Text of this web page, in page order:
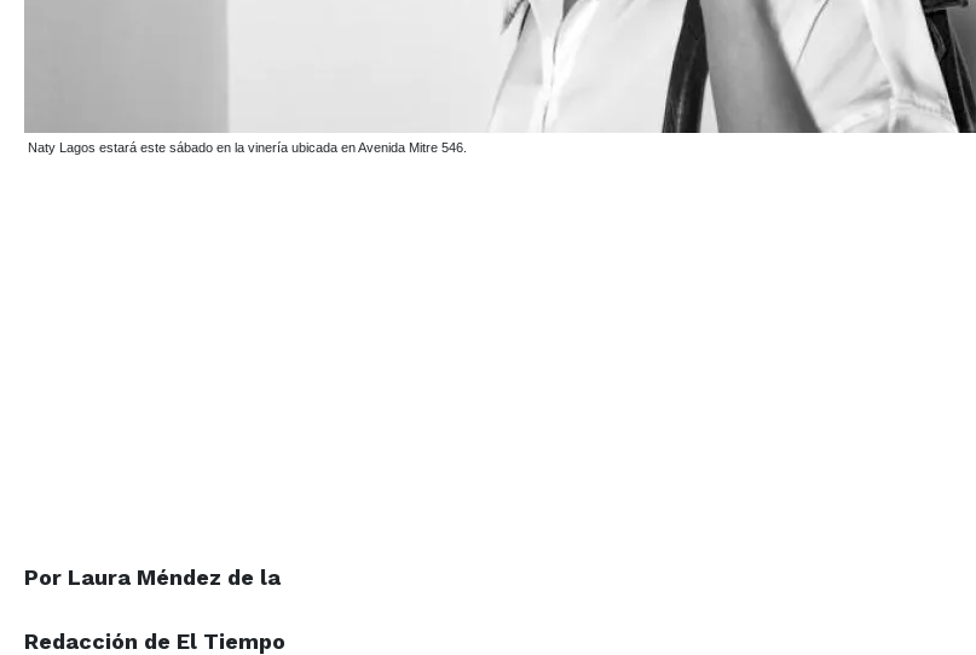
Naty Lagos estará este sábado en la vinería ubicada en Avenida Mitre 546.
Por Laura Méndez de la
Redacción de El Tiempo